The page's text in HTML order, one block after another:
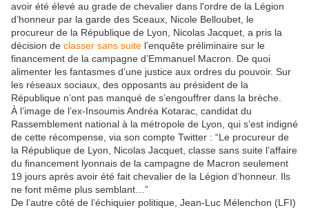
avoir été élevé au grade de chevalier dans l'ordre de la Légion
d’honneur par la garde des Sceaux, Nicole Belloubet, le
procureur de la République de Lyon, Nicolas Jacquet, a pris la
décision de classer sans suite l’enquête préliminaire sur le
financement de la campagne d’Emmanuel Macron. De quoi
alimenter les fantasmes d’une justice aux ordres du pouvoir. Sur
les réseaux sociaux, des opposants au président de la
République n’ont pas manqué de s’engouffrer dans la brèche.
À l’image de l’ex-Insoumis Andréa Kotarac, candidat du
Rassemblement national à la métropole de Lyon, qui s’est indigné
de cette récompense, via son compte Twitter : “Le procureur de
la République de Lyon, Nicolas Jacquet, classe sans suite l’affaire
du financement lyonnais de la campagne de Macron seulement
19 jours après avoir été fait chevalier de la Légion d’honneur. Ils
ne font même plus semblant…”
De l’autre côté de l’échiquier politique, Jean-Luc Mélenchon (LFI)